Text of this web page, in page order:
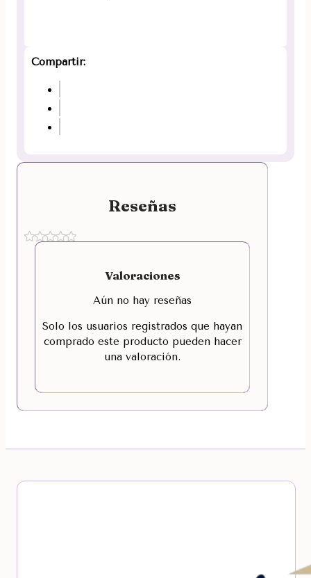
Compartir:
Reseñas
Valoraciones
Aún no hay reseñas
Solo los usuarios registrados que hayan
comprado este producto pueden hacer
una valoración.